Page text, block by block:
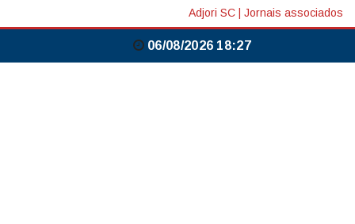
Adjori SC Jornais associados
06/08/2026 18:27